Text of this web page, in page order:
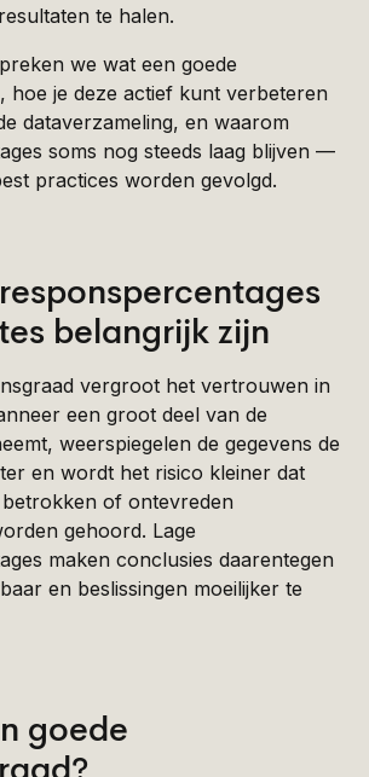
te halen.
we wat een goede
hoe je deze actief kunt verbeteren
dataverzameling, en waarom
soms nog steeds laag blijven —
practices worden gevolgd.
belangrijk zijn
vergroot het vertrouwen in
een groot deel van de
weerspiegelen de gegevens de
en wordt het risico kleiner dat
of ontevreden
gehoord. Lage
maken conclusies daarentegen
en beslissingen moeilijker te
goede